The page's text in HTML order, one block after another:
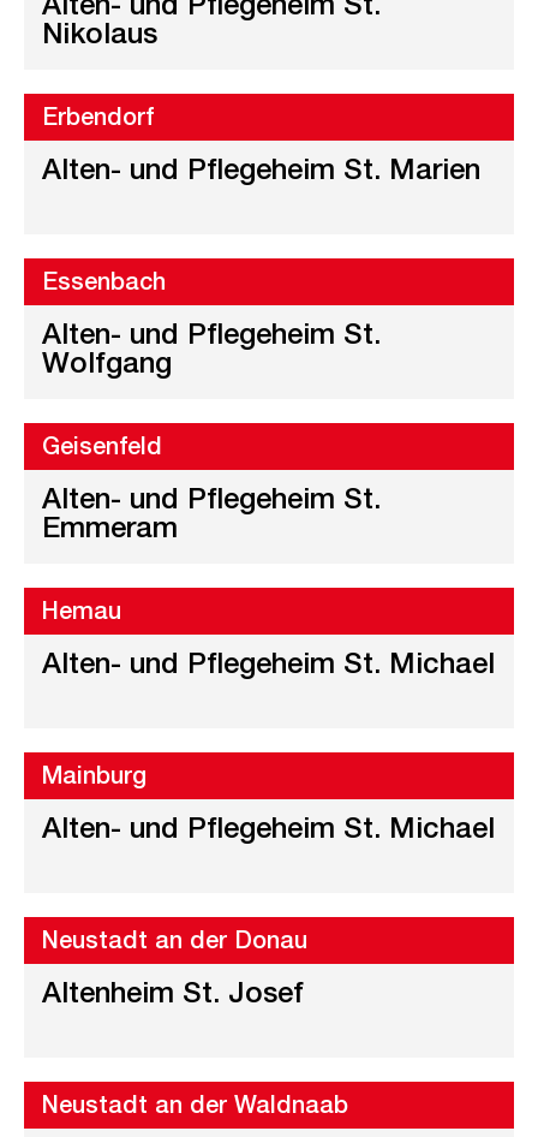
Alten- und Pflegeheim St.
Nikolaus
Erbendorf
Alten- und Pflegeheim St. Marien
Essenbach
Alten- und Pflegeheim St.
Wolfgang
Geisenfeld
Alten- und Pflegeheim St.
Emmeram
Hemau
Alten- und Pflegeheim St. Michael
Mainburg
Alten- und Pflegeheim St. Michael
Neustadt an der Donau
Altenheim St. Josef
Neustadt an der Waldnaab